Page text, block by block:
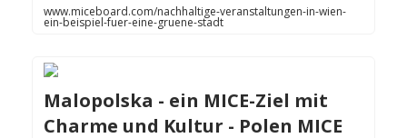
www.miceboard.com/nachhaltige-veranstaltungen-in-wien-
ein-beispiel-fuer-eine-gruene-stadt
Malopolska - ein MICE-Ziel mit
Charme und Kultur - Polen MICE